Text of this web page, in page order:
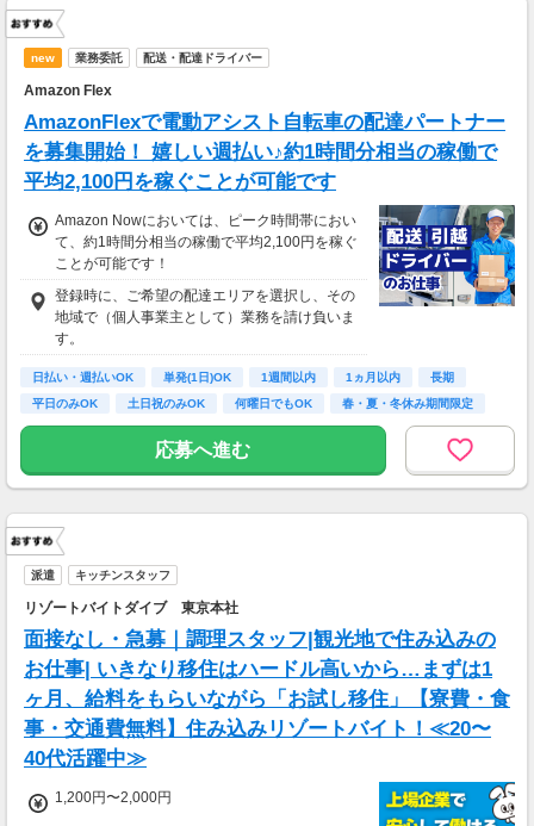
-----------------------------------------
残業を良しとしない会社方針ですが
残業した場合は別途支給します！
new 業務委託 配送・配達ドライバー
Amazon Flex
AmazonFlexで電動アシスト自転車の配達パートナー
を募集開始！ 嬉しい週払い♪約1時間分相当の稼働で
平均2,100円を稼ぐことが可能です
Amazon Nowにおいては、ピーク時間帯におい
て、約1時間分相当の稼働で平均2,100円を稼ぐ
ことが可能です！
登録時に、ご希望の配達エリアを選択し、その
地域で（個人事業主として）業務を請け負いま
す。
日払い・週払いOK 単発(1日)OK 1週間以内 1ヵ月以内
長期
平日のみOK
土日祝のみOK 何曜日でもOK 春・夏・冬休み期間限定
応募へ進む
派遣 キッチンスタッフ
リゾートバイトダイブ 東京本社
面接なし・急募｜調理スタッフ|観光地で住み込みの
お仕事| いきなり移住はハードル高いから…まずは1
ヶ月、給料をもらいながら「お試し移住」【寮費・食
事・交通費無料】住み込みリゾートバイト！≪20〜
40代活躍中≫
1,200円〜2,000円